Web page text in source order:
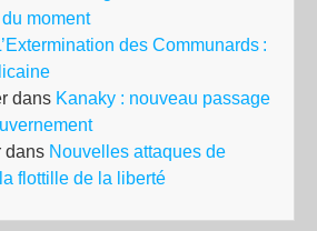
moment
des Communards :
dans Kanaky : nouveau passage
dans Nouvelles attaques de
flottille de la liberté